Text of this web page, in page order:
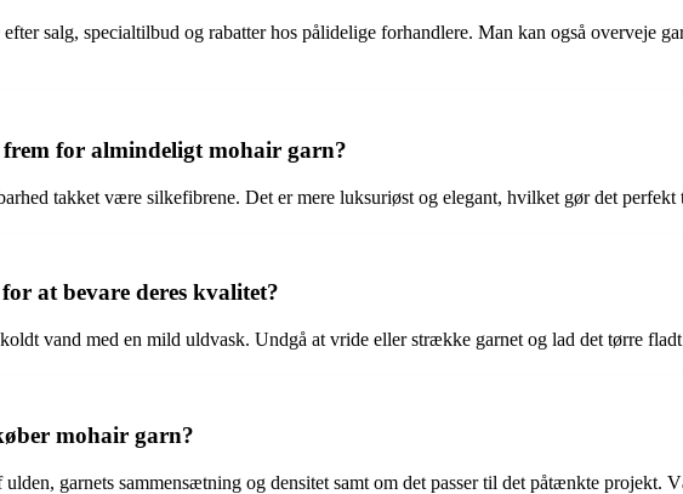
salg, specialtilbud og rabatter hos pålidelige forhandlere. Man kan også overveje
for almindeligt mohair garn?
takket være silkefibrene. Det er mere luksuriøst og elegant, hvilket gør det
at bevare deres kvalitet?
vand med en mild uldvask. Undgå at vride eller strække garnet og lad det tørre
mohair garn?
garnets sammensætning og densitet samt om det passer til det påtænkte